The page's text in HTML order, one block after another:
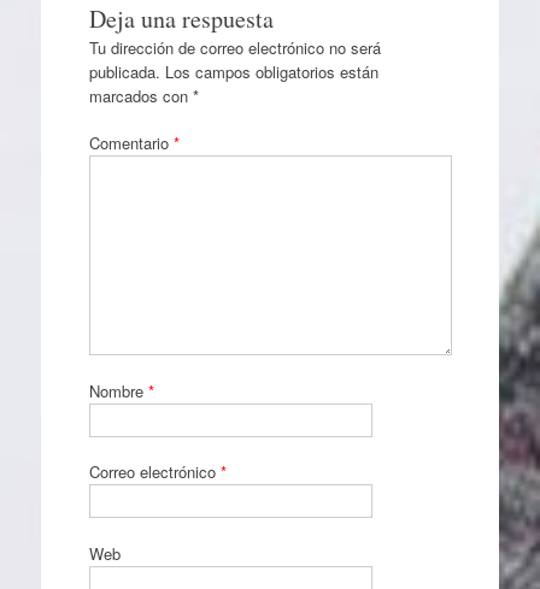
Deja una respuesta
Tu dirección de correo electrónico no será
publicada. Los campos obligatorios están
marcados con *
Comentario *
Nombre *
Correo electrónico *
Web